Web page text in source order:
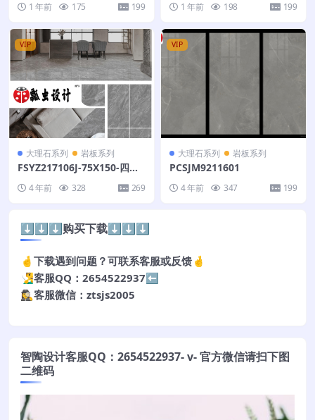
1 年前 175 199 1 年前 198 199
VIP
大理石系列 岩板系列
FSYZ217106J-75X150-四个
4 年前 328 269
VIP
大理石系列 岩板系列
PCSJM9211601
4 年前 347 199
⬇️⬇️⬇️购买下载⬇️⬇️⬇️
🤞下载遇到问题？可联系客服或反馈🤞
🧏‍♂️客服QQ：2654522937⬅️
🕵️‍♀️客服微信：ztsjs2005
智陶设计客服QQ：2654522937- v- 官方微信请扫下图
二维码